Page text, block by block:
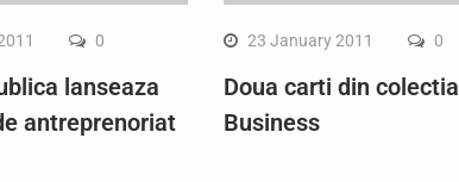
0
lanseaza
antreprenoriat
23 January 2011 0
Doua carti din colectia
Business